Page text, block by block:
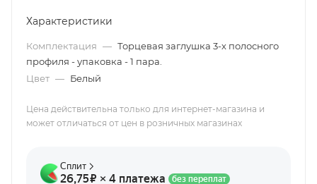
Характеристики
Комплектация — Торцевая заглушка 3-х полосного
профиля - упаковка - 1 пара.
Цвет — Белый
Цена действительна только для интернет-магазина и
может отличаться от цен в розничных магазинах